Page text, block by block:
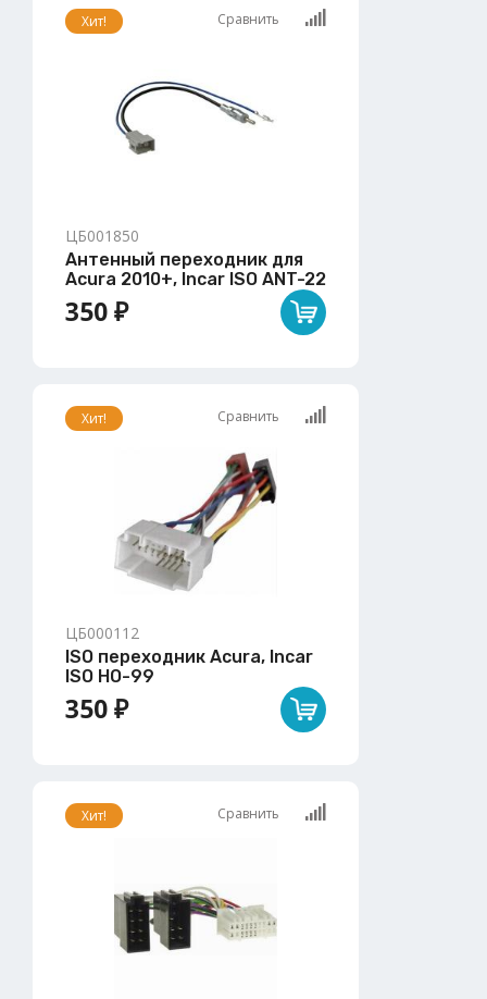
Хит! Сравнить
ЦБ001850
Антенный переходник для
Acura 2010+, Incar ISO ANT-22
350 ₽
Хит! Сравнить
ЦБ000112
ISO переходник Acura, Incar
ISO HO-99
350 ₽
Хит! Сравнить